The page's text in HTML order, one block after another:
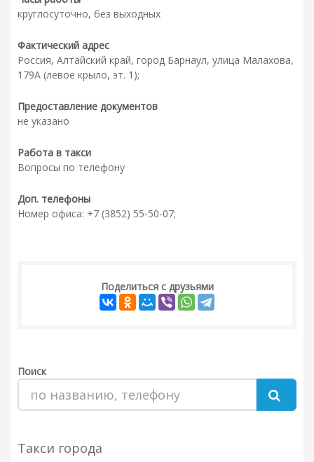
круглосуточно, без выходных
Фактический адрес
Россия, Алтайский край, город Барнаул, улица Малахова,
179А (левое крыло, эт. 1);
Предоставление документов
не указано
Работа в такси
Вопросы по телефону
Доп. телефоны
Номер офиса: +7 (3852) 55-50-07;
Поделиться с друзьями
Поиск
Такси города